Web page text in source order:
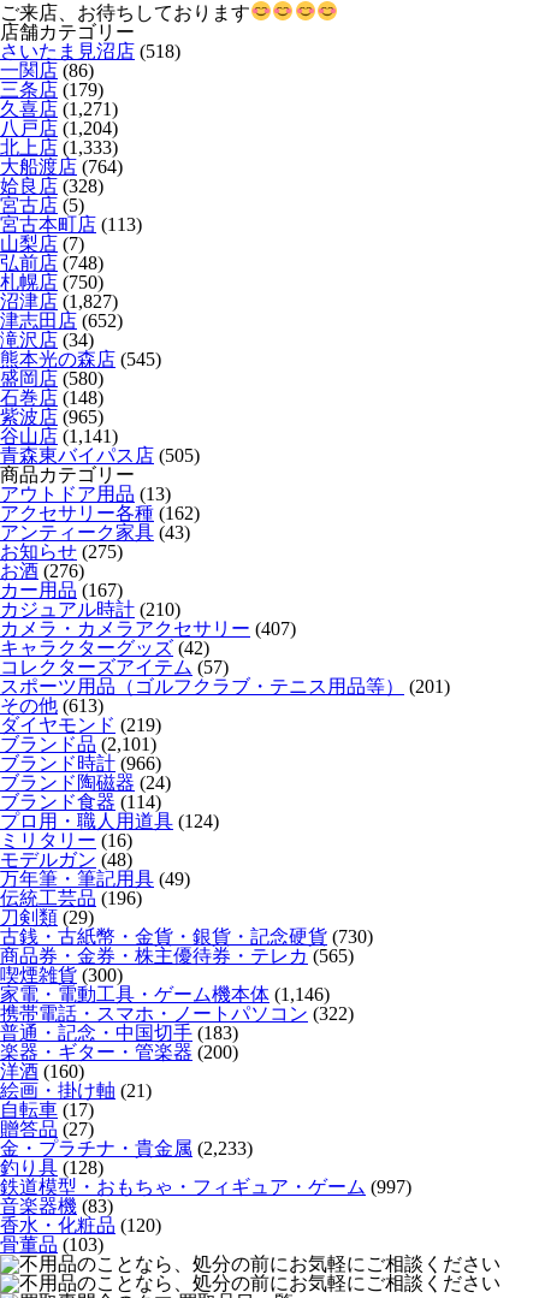
ご来店、お待ちしております
店舗カテゴリー
さいたま見沼店 (518)
一関店 (86)
三条店 (179)
久喜店 (1,271)
八戸店 (1,204)
北上店 (1,333)
大船渡店 (764)
姶良店 (328)
宮古店 (5)
宮古本町店 (113)
山梨店 (7)
弘前店 (748)
札幌店 (750)
沼津店 (1,827)
津志田店 (652)
滝沢店 (34)
熊本光の森店 (545)
盛岡店 (580)
石巻店 (148)
紫波店 (965)
谷山店 (1,141)
青森東バイパス店 (505)
商品カテゴリー
アウトドア用品 (13)
アクセサリー各種 (162)
アンティーク家具 (43)
お知らせ (275)
お酒 (276)
カー用品 (167)
カジュアル時計 (210)
カメラ・カメラアクセサリー (407)
キャラクターグッズ (42)
コレクターズアイテム (57)
スポーツ用品（ゴルフクラブ・テニス用品等）
(201)
その他 (613)
ダイヤモンド (219)
ブランド品 (2,101)
ブランド時計 (966)
ブランド陶磁器 (24)
ブランド食器 (114)
プロ用・職人用道具 (124)
ミリタリー (16)
モデルガン (48)
万年筆・筆記用具 (49)
伝統工芸品 (196)
刀剣類 (29)
古銭・古紙幣・金貨・銀貨・記念硬貨 (730)
商品券・金券・株主優待券・テレカ (565)
喫煙雑貨 (300)
家電・電動工具・ゲーム機本体 (1,146)
携帯電話・スマホ・ノートパソコン (322)
普通・記念・中国切手 (183)
楽器・ギター・管楽器 (200)
洋酒 (160)
絵画・掛け軸 (21)
自転車 (17)
贈答品 (27)
金・プラチナ・貴金属 (2,233)
釣り具 (128)
鉄道模型・おもちゃ・フィギュア・ゲーム (997)
音楽器機 (83)
香水・化粧品 (120)
骨董品 (103)